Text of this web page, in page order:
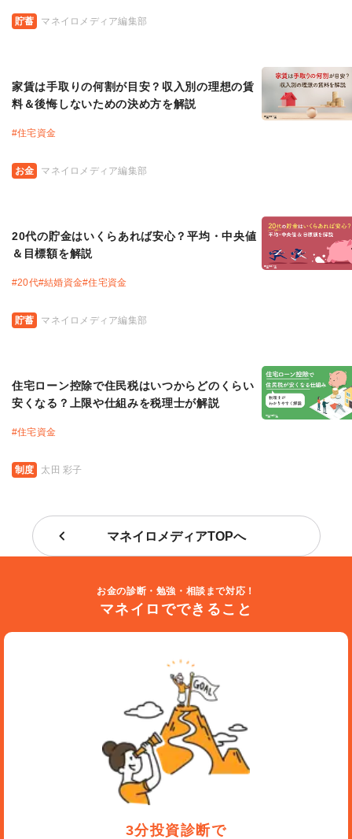
貯蓄 マネイロメディア編集部
お金 マネイロメディア編集部
家賃は手取りの何割が目安？収入別の理想の賃
料＆後悔しないための決め方を解説
#住宅資金
貯蓄 マネイロメディア編集部
20代の貯金はいくらあれば安心？平均・中央値
＆目標額を解説
#20代#結婚資金#住宅資金
制度 太田 彩子
住宅ローン控除で住民税はいつからどのくらい
安くなる？上限や仕組みを税理士が解説
#住宅資金
マネイロメディアTOPへ
お金の診断・勉強・相談まで対応！
マネイロでできること
3分投資診断で